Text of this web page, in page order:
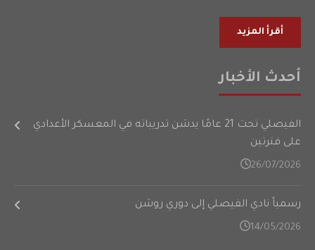
أقرأ المزيد
أحدث الأخبار
الفيصلي تحت 21 عامًا يدشن تدريباته في المعسكر الأعدادي
على فترتين
26/07/2026
رسمياً نادي الفيصلي إلى دوري روشن
14/05/2026